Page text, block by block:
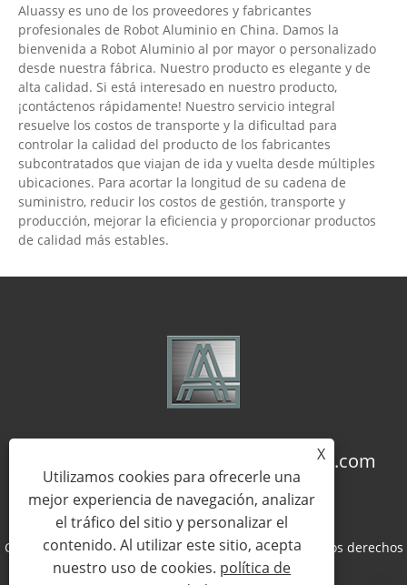
Aluassy es uno de los proveedores y fabricantes
profesionales de Robot Aluminio en China. Damos la
bienvenida a Robot Aluminio al por mayor o personalizado
desde nuestra fábrica. Nuestro producto es elegante y de
alta calidad. Si está interesado en nuestro producto,
¡contáctenos rápidamente! Nuestro servicio integral
resuelve los costos de transporte y la dificultad para
controlar la calidad del producto de los fabricantes
subcontratados que viajan de ida y vuelta desde múltiples
ubicaciones. Para acortar la longitud de su cadena de
suministro, reducir los costos de gestión, transporte y
producción, mejorar la eficiencia y proporcionar productos
de calidad más estables.
coco@qj-alu.com
Copyright © 2023 Aluassy Aluminium Co., Ltd. Todos los derechos
reservados.
X
Utilizamos cookies para ofrecerle una
mejor experiencia de navegación, analizar
el tráfico del sitio y personalizar el
contenido. Al utilizar este sitio, acepta
nuestro uso de cookies. política de